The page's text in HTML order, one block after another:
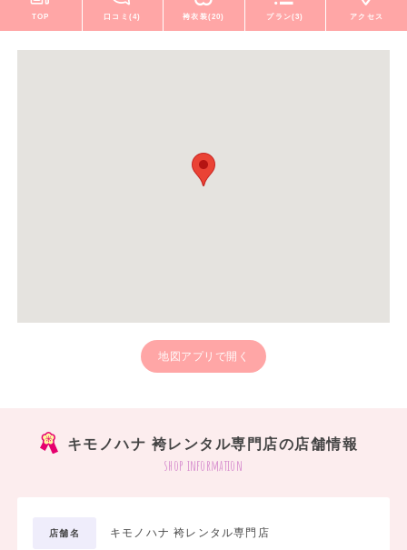
TOP 口コミ(4) 袴衣装(20) プラン(3) アクセス
地図アプリで開く
キモノハナ 袴レンタル専門店の店舗情報
shop information
店舗名 キモノハナ 袴レンタル専門店